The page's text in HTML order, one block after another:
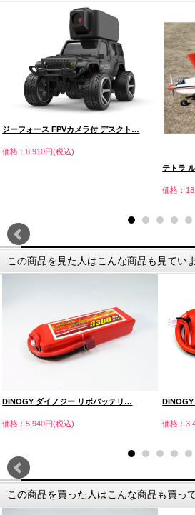
ジーフォース FPVカメラ付 デスクト…
価格：8,910円(税込)
テトラ
価格：
この商品を見た人はこんな商品も見てい
DINOGY ダイノジー リポバッテリ…
価格：5,940円(税込) 価格：
この商品を買った人はこんな商品も買っ